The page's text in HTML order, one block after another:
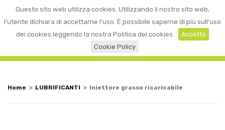
Questo sito web utilizza cookies. Utilizzando il nostro sito web,
l'utente dichiara di accettarne l'uso. È possibile saperne di più sull'uso
dei cookies leggendo la nostra Politica dei cookies.
Accetto
Cookie Policy
☰ 0
Home > LUBRIFICANTI > Iniettore grasso ricaricabile